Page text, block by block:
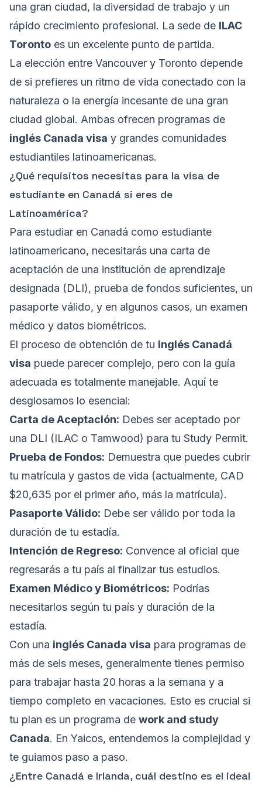
una gran ciudad, la diversidad de trabajo y un
rápido crecimiento profesional. La sede de ILAC
Toronto es un excelente punto de partida.
La elección entre Vancouver y Toronto depende
de si prefieres un ritmo de vida conectado con la
naturaleza o la energía incesante de una gran
ciudad global. Ambas ofrecen programas de
inglés Canada visa y grandes comunidades
estudiantiles latinoamericanas.
¿Qué requisitos necesitas para la visa de
estudiante en Canadá si eres de
Latinoamérica?
Para estudiar en Canadá como estudiante
latinoamericano, necesitarás una carta de
aceptación de una institución de aprendizaje
designada (DLI), prueba de fondos suficientes, un
pasaporte válido, y en algunos casos, un examen
médico y datos biométricos.
El proceso de obtención de tu inglés Canadá
visa puede parecer complejo, pero con la guía
adecuada es totalmente manejable. Aquí te
desglosamos lo esencial:
Carta de Aceptación: Debes ser aceptado por
una DLI (ILAC o Tamwood) para tu Study Permit.
Prueba de Fondos: Demuestra que puedes cubrir
tu matrícula y gastos de vida (actualmente, CAD
$20,635 por el primer año, más la matrícula).
Pasaporte Válido: Debe ser válido por toda la
duración de tu estadía.
Intención de Regreso: Convence al oficial que
regresarás a tu país al finalizar tus estudios.
Examen Médico y Biométricos: Podrías
necesitarlos según tu país y duración de la
estadía.
Con una inglés Canada visa para programas de
más de seis meses, generalmente tienes permiso
para trabajar hasta 20 horas a la semana y a
tiempo completo en vacaciones. Esto es crucial si
tu plan es un programa de work and study
Canada. En Yaicos, entendemos la complejidad y
te guiamos paso a paso.
¿Entre Canadá e Irlanda, cuál destino es el ideal